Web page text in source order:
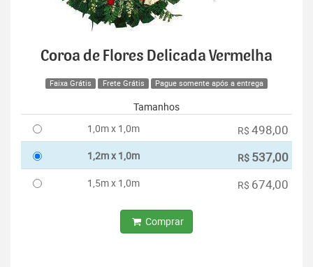
Coroa de Flores Delicada Vermelha
Faixa Grátis Frete Grátis Pague somente após a entrega
Tamanhos
1,0m x 1,0m
R$ 498,00
1,2m x 1,0m R$ 537,00
1,5m x 1,0m R$ 674,00
Comprar